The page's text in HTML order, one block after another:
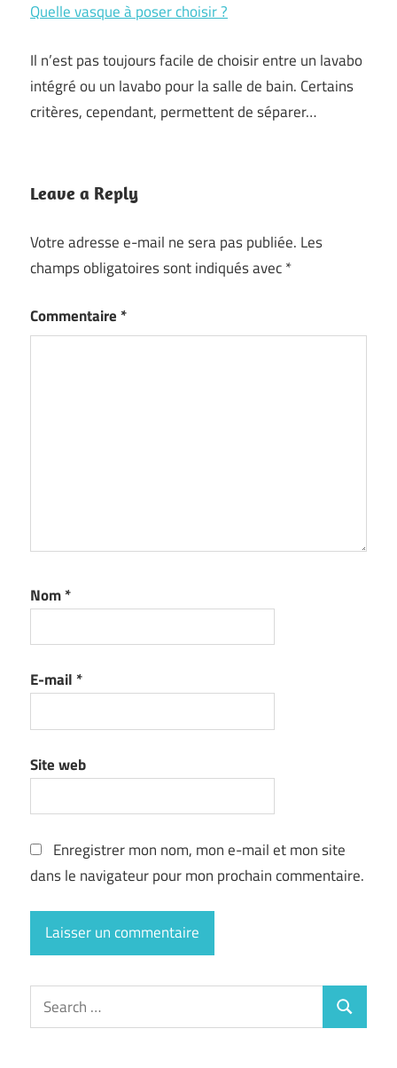
Quelle vasque à poser choisir ?
Il n’est pas toujours facile de choisir entre un lavabo
intégré ou un lavabo pour la salle de bain. Certains
critères, cependant, permettent de séparer…
Leave a Reply
Votre adresse e-mail ne sera pas publiée. Les
champs obligatoires sont indiqués avec*
Commentaire *
Nom*
E-mail *
Site web
Enregistrer mon nom, mon e-mail et mon site
dans le navigateur pour mon prochain commentaire.
Search
for:
Search